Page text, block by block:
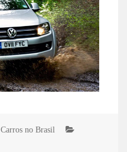
Carros no Brasil